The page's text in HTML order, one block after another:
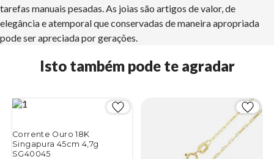
tarefas manuais pesadas. As joias são artigos de valor, de
elegância e atemporal que conservadas de maneira apropriada
pode ser apreciada por gerações.
Isto também pode te agradar
Corrente Ouro 18K
Singapura 45cm 4,7g
SG40045